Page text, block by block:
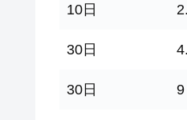
10日
30日
30日